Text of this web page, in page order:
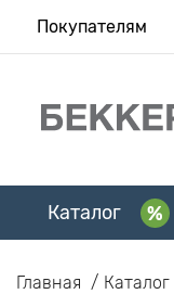
Покупателям
Каталог
Главная Каталог